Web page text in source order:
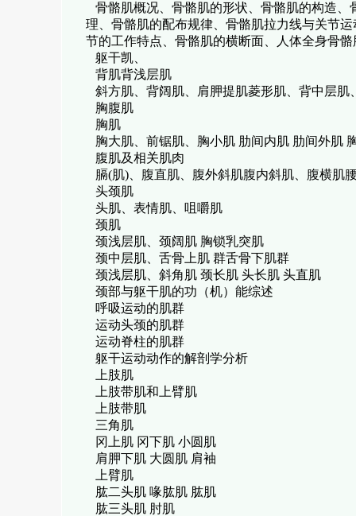
骨骼肌概况、骨骼肌的形状、骨骼肌的构造、
理、骨骼肌的配布规律、骨骼肌拉力线与关节
节的工作特点、骨骼肌的横断面、人体全身骨
躯干凯、
背肌背浅层肌
斜方肌、背阔肌、肩胛提肌菱形肌、背中层
胸腹肌
胸肌
胸大肌、前锯肌、胸小肌 肋间内肌 肋间外肌
腹肌及相关肌肉
膈(肌)、腹直肌、腹外斜肌腹内斜肌、腹横肌
头颈肌
头肌、表情肌、咀嚼肌
颈肌
颈浅层肌、颈阔肌 胸锁乳突肌
颈中层肌、舌骨上肌 群舌骨下肌群
颈浅层肌、斜角肌 颈长肌 头长肌 头直肌
颈部与躯干肌的功（机）能综述
呼吸运动的肌群
运动头颈的肌群
运动脊柱的肌群
躯干运动动作的解剖学分析
上肢肌
上肢带肌和上臂肌
上肢带肌
三角肌
冈上肌 冈下肌 小圆肌
肩胛下肌 大圆肌 肩袖
上臂肌
肱二头肌 喙肱肌 肱肌
肱三头肌 肘肌